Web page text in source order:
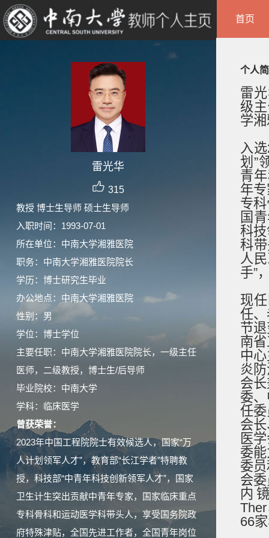
雷光华
315
教授 博士生导师 硕士生导师
入职时间：1993-07-01
所在单位：中南大学湘雅医院
职务：中南大学湘雅医院院长
学历：博士研究生毕业
办公地点：中南大学湘雅医院
性别：男
学位：博士学位
主要任职：中南大学湘雅医院院长，一级主任
医师，二级教授，博士生/后导师
毕业院校：中南大学
学科：临床医学
曾获荣誉：
2023年中国工程院院士有效候选人，国家“万
人计划领军人才”，教育部“长江学者”特聘教
授，科技部“中青年科技创新领军人才”，国家
卫生计生突出贡献中青年专家，国家临床重点
专科骨科和运动医学科带头人，享受国务院政
府特殊津贴，全国先进工作者，全国青年岗位
首页
个人
雷
级
学
入
划”
青
年
专
国
科
科
人
手”
现
任
节
南
中
炎
会
委
任
会
医
委
委
会
内
66